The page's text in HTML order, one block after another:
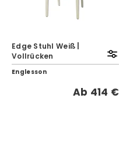
Edge Stuhl Weiß |
Vollrücken
Englesson
Ab 414 €